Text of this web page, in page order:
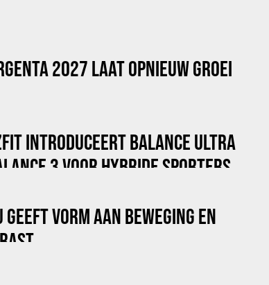
2027 LAAT OPNIEUW GROEI
INTRODUCEERT BALANCE ULTRA
3 VOOR HYBRIDE SPORTERS
GEEFT VORM AAN BEWEGING EN